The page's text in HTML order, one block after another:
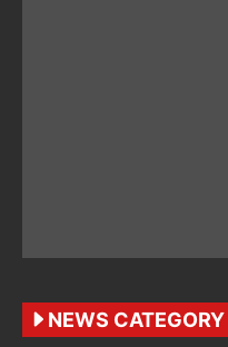
NEWS CATEGORY